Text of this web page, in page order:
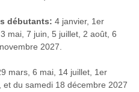
débutants: 4 janvier, 1er
mai, 7 juin, 5 juillet, 2 août, 6
2027.
mars, 6 mai, 14 juillet, 1er
et du samedi 18 décembre 2027